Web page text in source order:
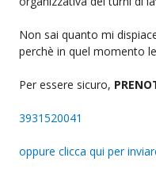
Non sai quanto mi
perchè in quel momento
Per essere sicuro,
3931520041
oppure clicca qui per